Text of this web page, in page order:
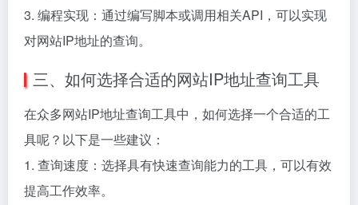
3. 编程实现：通过编写脚本或调用相关API，可以实现
对网站IP地址的查询。
三、如何选择合适的网站IP地址查询工具
在众多网站IP地址查询工具中，如何选择一个合适的工
具呢？以下是一些建议：
1. 查询速度：选择具有快速查询能力的工具，可以有效
提高工作效率。